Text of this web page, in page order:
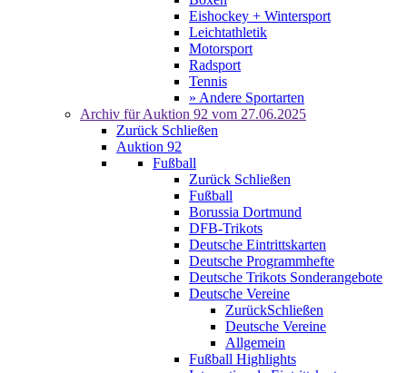
Eishockey + Wintersport
Leichtathletik
Motorsport
Radsport
Tennis
» Andere Sportarten
Archiv für Auktion 92 vom 27.06.2025
Zurück Schließen
Auktion 92
Fußball
Zurück Schließen
Fußball
Borussia Dortmund
DFB-Trikots
Deutsche Eintrittskarten
Deutsche Programmhefte
Deutsche Trikots Sonderangebote
Deutsche Vereine
ZurückSchließen
Deutsche Vereine
Allgemein
Fußball Highlights